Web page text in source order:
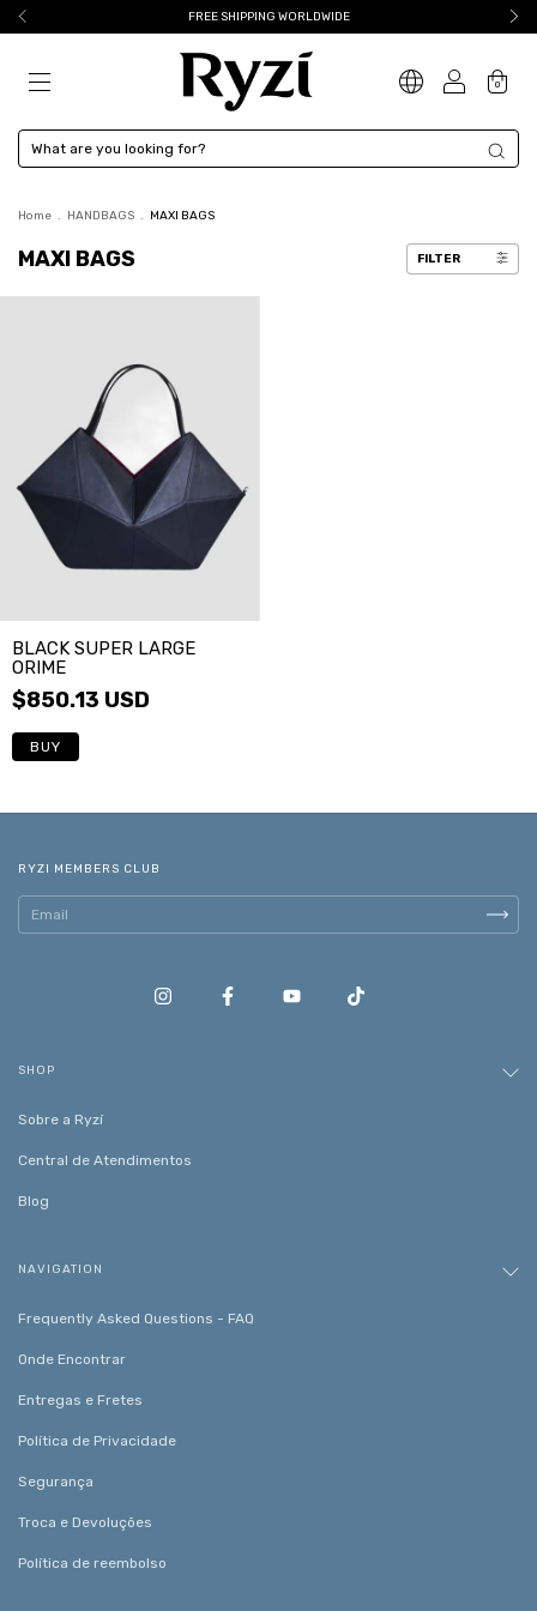
FREE SHIPPING WORLDWIDE
0
Home . HANDBAGS . MAXI BAGS
MAXI BAGS FILTER
BLACK SUPER LARGE
ORIME
$850.13 USD
RYZI MEMBERS CLUB
SHOP
Sobre a Ryzí
Central de Atendimentos
Blog
NAVIGATION
Frequently Asked Questions - FAQ
Onde Encontrar
Entregas e Fretes
Política de Privacidade
Segurança
Troca e Devoluções
Política de reembolso